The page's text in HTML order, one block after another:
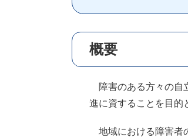
概要
障害のある方々の自
進に資することを目的
地域における障害者